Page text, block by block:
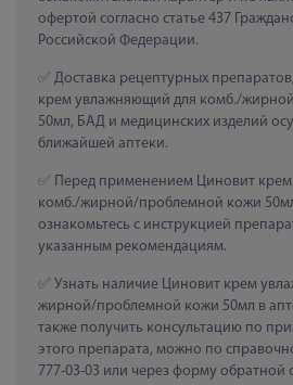
офертой согласно статье 437
Российской Федерации.
Доставка рецептурных
крем увлажняющий для комб./
50мл, БАД и медицинских изделий
ближайшей аптеки.
Перед применением Циновит
комб./жирной/проблемной кожи
ознакомьтесь с инструкцией
указанным рекомендациям.
Узнать наличие Циновит крем
жирной/проблемной кожи 50мл в
также получить консультацию по
этого препарата, можно по
777-03-03 или через форму обратной